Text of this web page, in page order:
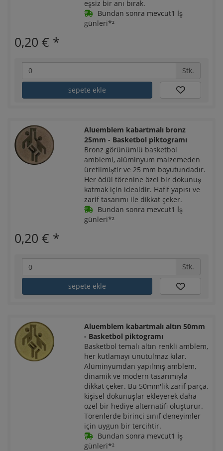
eşsiz bir anı bırak.
Bundan sonra mevcut1 İş
günleri*²
0,20 € *
Stk.
sepete ekle
Aluemblem kabartmalı bronz
25mm - Basketbol piktogramı
Bronz görünümlü basketbol
amblemi, alüminyum malzemeden
üretilmiştir ve 25 mm boyutundadır.
Her ödül törenine özel bir dokunuş
katmak için idealdir. Hafif yapısı ve
zarif tasarımı ile dikkat çeker.
Bundan sonra mevcut1 İş
günleri*²
0,20 € *
Stk.
sepete ekle
Aluemblem kabartmalı altın 50mm
- Basketbol piktogramı
Basketbol temalı altın renkli amblem,
her kutlamayı unutulmaz kılar.
Alüminyumdan yapılmış amblem,
dinamik ve modern tasarımıyla
dikkat çeker. Bu 50mm'lik zarif parça,
kişisel dokunuşlar ekleyerek daha
özel bir hediye alternatifi oluşturur.
Törenlerde birinci sınıf deneyimler
için uygun bir tercihtir.
Bundan sonra mevcut1 İş
günleri*²